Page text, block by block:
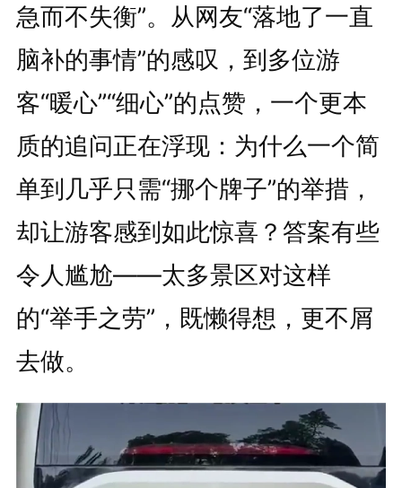
急而不失衡”。从网友“落地了一直
脑补的事情”的感叹，到多位游
客“暖心”“细心”的点赞，一个更本
质的追问正在浮现：为什么一个简
单到几乎只需“挪个牌子”的举措，
却让游客感到如此惊喜？答案有些
令人尴尬——太多景区对这样
的“举手之劳”，既懒得想，更不屑
去做。